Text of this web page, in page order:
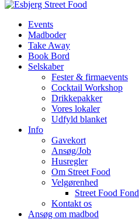
Events
Madboder
Take Away
Book Bord
Selskaber
Fester & firmaevents
Cocktail Workshop
Drikkepakker
Vores lokaler
Udfyld blanket
Info
Gavekort
Ansøg/Job
Husregler
Om Street Food
Velgørenhed
Street Food Fond
Kontakt os
Ansøg om madbod